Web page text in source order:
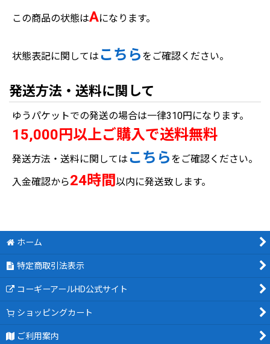
この商品の状態はAになります。
状態表記に関しては こちら をご確認ください。
発送方法・送料に関して
ゆうパケットでの発送の場合は一律310円になります。
15,000円以上ご購入で送料無料
発送方法・送料に関しては こちら をご確認ください。
入金確認から24時間 以内に発送致します。
ホーム
特定商取引法表示
コーギーアールHD公式サイト
ショッピングカート
ご利用案内